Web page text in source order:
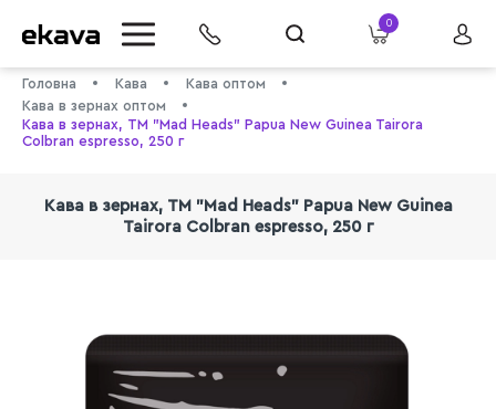
0
Головна Кава
Кава оптом
Кава в зернах оптом
Кава в зернах, ТМ "Mad Heads" Papua New Guinea Tairora
Colbran espresso, 250 г
Кава в зернах, ТМ "Mad Heads" Papua New Guinea
Tairora Colbran espresso, 250 г